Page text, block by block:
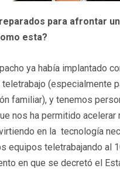
para afrontar
esta?
ya había implantado
(especialmente
familiar), y tenemos
nos ha permitido acelerar
en la tecnología
equipos teletrabajando al
en que se decretó el